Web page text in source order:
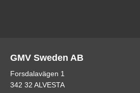
GMV Sweden AB
Forsdalavägen 1
342 32 ALVESTA